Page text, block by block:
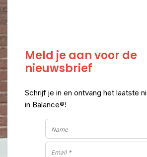
Meld je aan voor de
nieuwsbrief
Schrijf je in en ontvang het laatste
in Balance®!